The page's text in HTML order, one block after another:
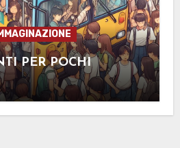
PER POCHI